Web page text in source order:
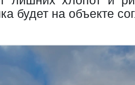
будет на объекте